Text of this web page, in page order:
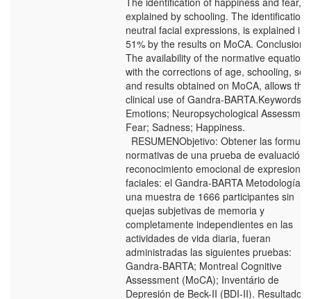
explained by schooling. The identification
neutral facial expressions, is explained in
51% by the results on MoCA. Conclusion:
The availability of the normative
with the corrections of age, schooling, sex
and results obtained on MoCA, allows the
clinical use of Gandra-BARTA.Keywords:
Emotions; Neuropsychological
Fear; Sadness; Happiness.
RESUMENObjetivo: Obtener las
normativas de una prueba de evaluación
reconocimiento emocional de expresiones
faciales: el Gandra-BARTA Metodología:
una muestra de 1666 participantes sin
quejas subjetivas de memoria y
completamente independientes en las
actividades de vida diaria, fueran
administradas las siguientes pruebas:
Gandra-BARTA; Montreal Cognitive
Assessment (MoCA); Inventário de
Depresión de Beck-II (BDI-II). Resultados: